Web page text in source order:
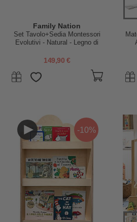
Family Nation
Set Tavolo+Sedia Montessori
Evolutivi - Natural - Legno di
Bambino
149,90 €
-10%